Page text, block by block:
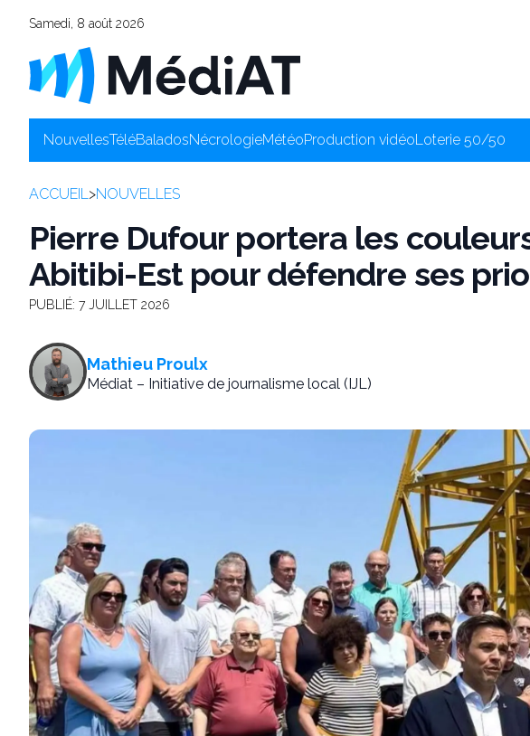
Samedi, 8 août 2026
NouvellesTéléBaladosNécrologieMétéoProduction vidéoLoterie 50/50
ACCUEIL>NOUVELLES
Pierre Dufour portera les
Abitibi-Est pour défendre ses
PUBLIÉ: 7 JUILLET 2026
Mathieu Proulx
Médiat – Initiative de journalisme local (IJL)